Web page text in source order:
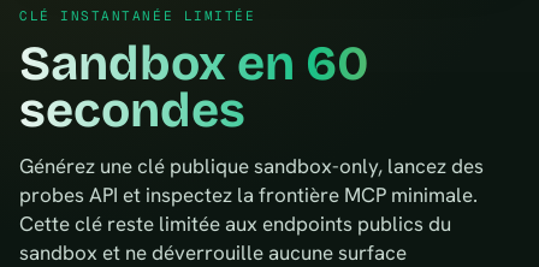
CLÉ INSTANTANÉE LIMITÉE
Sandbox en 60
secondes
Générez une clé publique sandbox-only, lancez des
probes API et inspectez la frontière MCP minimale.
Cette clé reste limitée aux endpoints publics du
sandbox et ne déverrouille aucune surface